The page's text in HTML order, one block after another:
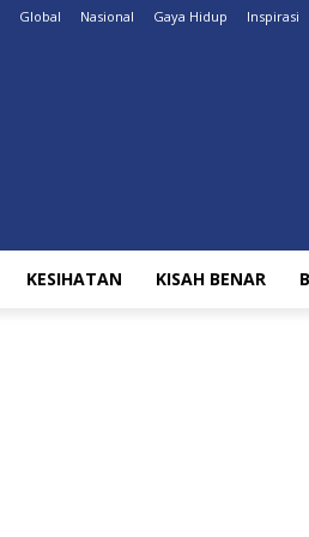
Global Nasional Gaya Hidup Inspirasi
KESIHATAN KISAH BENAR